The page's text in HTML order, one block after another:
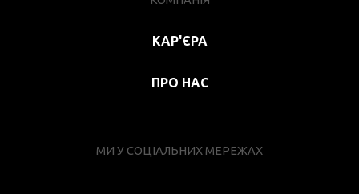
КАР'ЄРА
ПРО НАС
МИ У СОЦІАЛЬНИХ МЕРЕЖАХ